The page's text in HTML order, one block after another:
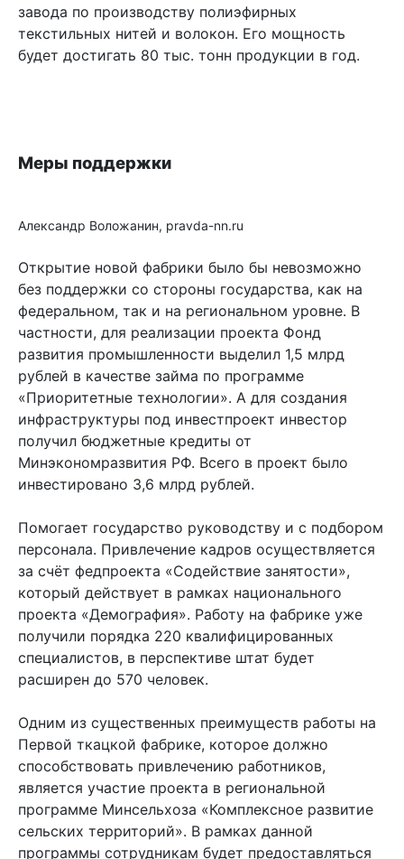
завода по производству полиэфирных
текстильных нитей и волокон. Его мощность
будет достигать 80 тыс. тонн продукции в год.
Меры поддержки
Александр Воложанин, pravda-nn.ru
Открытие новой фабрики было бы невозможно
без поддержки со стороны государства, как на
федеральном, так и на региональном уровне. В
частности, для реализации проекта Фонд
развития промышленности выделил 1,5 млрд
рублей в качестве займа по программе
«Приоритетные технологии». А для создания
инфраструктуры под инвестпроект инвестор
получил бюджетные кредиты от
Минэкономразвития РФ. Всего в проект было
инвестировано 3,6 млрд рублей.
Помогает государство руководству и с подбором
персонала. Привлечение кадров осуществляется
за счёт федпроекта «Содействие занятости»,
который действует в рамках национального
проекта «Демография». Работу на фабрике уже
получили порядка 220 квалифицированных
специалистов, в перспективе штат будет
расширен до 570 человек.
Одним из существенных преимуществ работы на
Первой ткацкой фабрике, которое должно
способствовать привлечению работников,
является участие проекта в региональной
программе Минсельхоза «Комплексное развитие
сельских территорий». В рамках данной
программы сотрудникам будет предоставляться